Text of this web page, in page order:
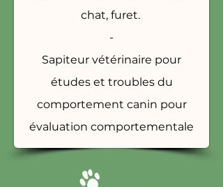
chat, furet.
-
Sapiteur vétérinaire pour
études et troubles du
comportement canin pour
évaluation comportementale